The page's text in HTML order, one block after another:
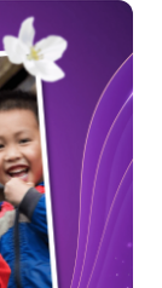
HÀN...